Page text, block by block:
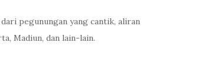
pegunungan yang cantik, aliran
Madiun, dan lain-lain.